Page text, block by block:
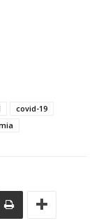
covid-19